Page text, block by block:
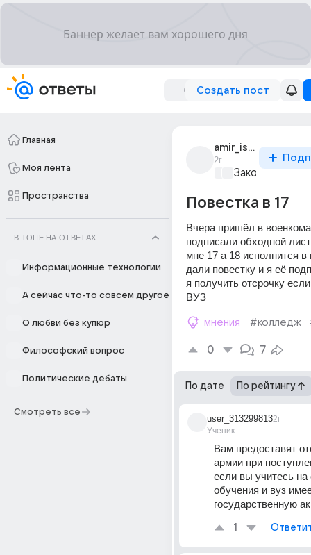
Создать пост
Главная
Моя лента
Пространства
В ТОПЕ НА ОТВЕТАХ
Информационные технологии
А сейчас что-то совсем другое
О любви без купюр
Философский вопрос
Политические дебаты
Смотреть все
amir_ismiev_1
2г
Закон и
Повестка в 17
Вчера пришёл в
подписали обходной
мне 17 а 18 исполнится
дали повестку и я её
я получить отсрочку
ВУЗ
мнения #колледж
0 7
По дате По рейтингу
user_313299813
Ученик
2г
Вам предоставят
армии при
если вы учитесь
обучения и вуз
государственную
1